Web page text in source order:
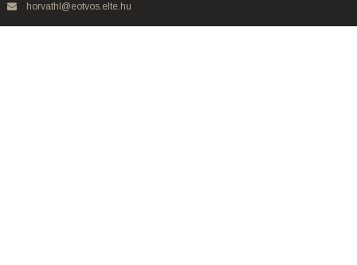
horvathl@eotvos.elte.hu